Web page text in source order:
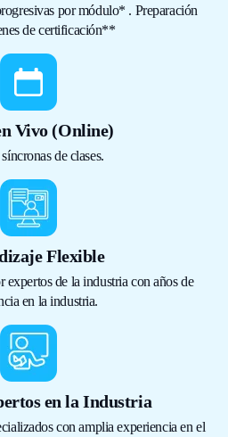
por módulo* . Preparación
de certificación**
Vivo (Online)
de clases.
Flexible
expertos de la industria con años de
en la industria.
en la Industria
con amplia experiencia en el